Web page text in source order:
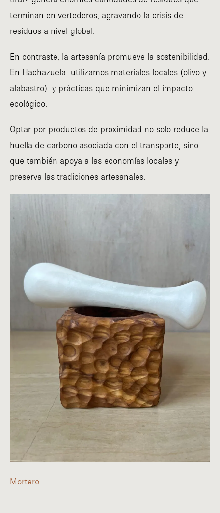
terminan en vertederos, agravando la crisis de
residuos a nivel global.
En contraste, la artesanía promueve la sostenibilidad.
En Hachazuela utilizamos materiales locales (olivo y
alabastro) y prácticas que minimizan el impacto
ecológico.
Optar por productos de proximidad no solo reduce la
huella de carbono asociada con el transporte, sino
que también apoya a las economías locales y
preserva las tradiciones artesanales.
Mortero